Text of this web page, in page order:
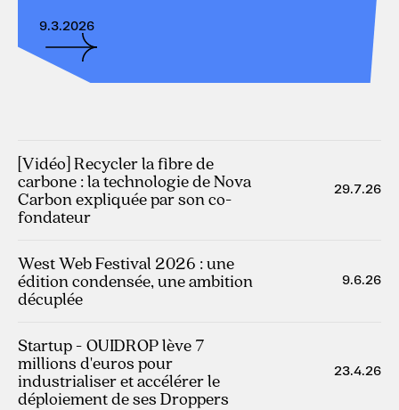
9.3.2026
[Vidéo] Recycler la fibre de
carbone : la technologie de Nova
Carbon expliquée par son co-
fondateur
29.7.26
West Web Festival 2026 : une
édition condensée, une ambition
décuplée
9.6.26
Startup - OUIDROP lève 7
millions d'euros pour
industrialiser et accélérer le
déploiement de ses Droppers
23.4.26